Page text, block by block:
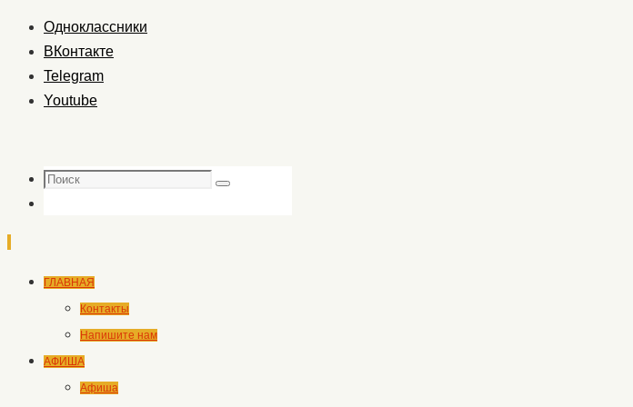
Одноклассники
ВКонтакте
Telegram
Youtube
Поиск
Поиск
Перейти
содержимому
ГЛАВНАЯ
Контакты
Напишите нам
АФИША
Афиша